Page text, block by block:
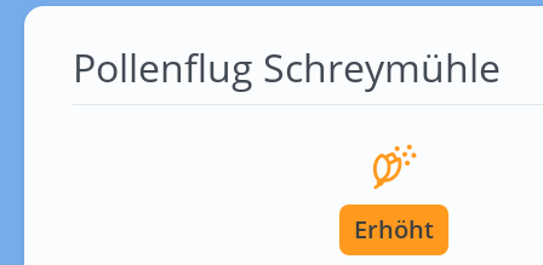
Pollenflug Schreymühle
Erhöht